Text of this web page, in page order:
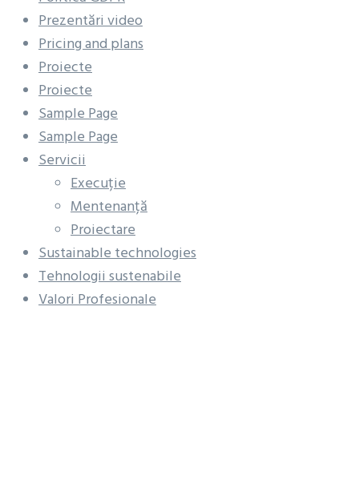
Prezentări video
Pricing and plans
Proiecte
Proiecte
Sample Page
Sample Page
Servicii
Execuție
Mentenanță
Proiectare
Sustainable technologies
Tehnologii sustenabile
Valori Profesionale